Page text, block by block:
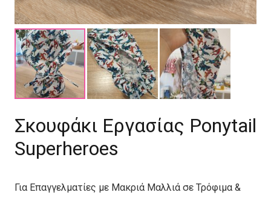
Σκουφάκι Εργασίας Ponytail
Superheroes
Για Επαγγελματίες με Μακριά Μαλλιά σε Τρόφιμα &